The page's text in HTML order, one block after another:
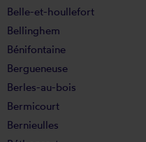
Belle-et-houllefort
Bellinghem
Bénifontaine
Bergueneuse
Berles-au-bois
Bermicourt
Bernieulles